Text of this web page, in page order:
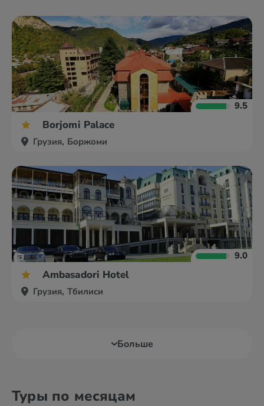
9.5
Borjomi Palace
Грузия, Боржоми
9.0
Ambasadori Hotel
Грузия, Тбилиси
Больше
Туры по месяцам